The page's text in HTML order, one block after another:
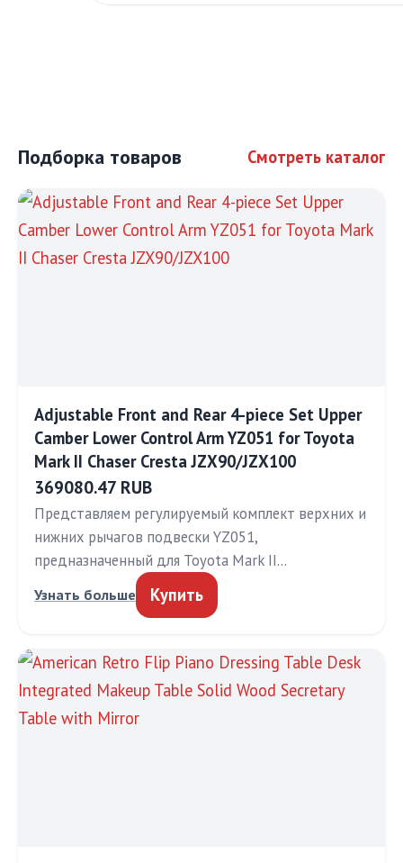
Подборка товаров Смотреть каталог
Adjustable Front and Rear 4-piece Set Upper
Camber Lower Control Arm YZ051 for Toyota
Mark II Chaser Cresta JZX90/JZX100
369080.47 RUB
Представляем регулируемый комплект верхних и
нижних рычагов подвески YZ051,
предназначенный для Toyota Mark II…
Узнать больше Купить